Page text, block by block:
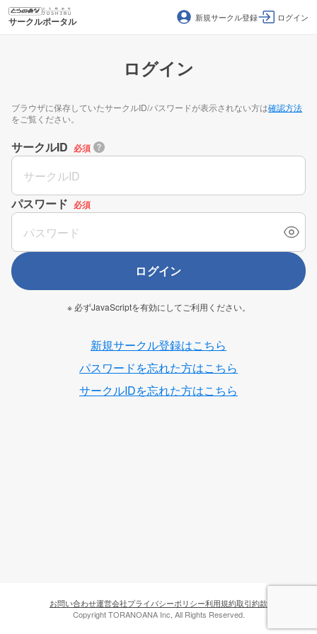
サークルポータル 新規サークル登録 ログイン
ログイン
ブラウザに保存していたサークルID/パスワードが表示されない方は確認方法
をご覧ください。
サークルID 必須
パスワード 必須
ログイン
※ 必ずJavaScriptを有効にしてご利用ください。
新規サークル登録はこちら
パスワードを忘れた方はこちら
サークルIDを忘れた方はこちら
お問い合わせ運営会社プライバシーポリシー利用規約取引約款
Copyright TORANOANA Inc, All Rights Reserved.